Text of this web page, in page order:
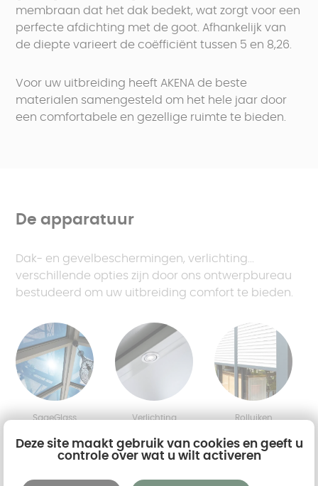
membraan dat het dak bedekt, wat zorgt voor een
perfecte afdichting met de goot. Afhankelijk van
de diepte varieert de coëfficiënt tussen 5 en 8,26.
Voor uw uitbreiding heeft AKENA de beste
materialen samengesteld om het hele jaar door
een comfortabele en gezellige ruimte te bieden.
De apparatuur
Dak- en gevelbeschermingen, verlichting...
verschillende opties zijn door ons ontwerpbureau
bestudeerd om uw uitbreiding comfort te bieden.
SageGlass
dakraam
Verlichting Rolluiken
Deze site maakt gebruik van cookies en geeft u
controle over wat u wilt activeren